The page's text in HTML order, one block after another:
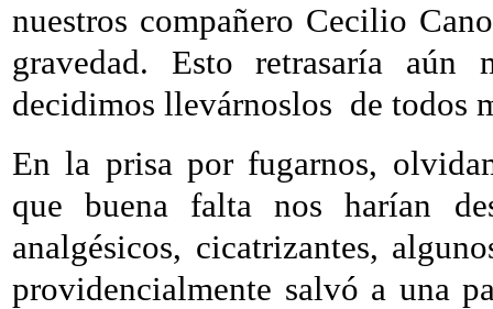
nuestros compañero Cecilio
gravedad. Esto retrasaría
decidimos llevárnoslos de todos
En la prisa por fugarnos,
que buena falta nos harían
analgésicos, cicatrizantes,
providencialmente salvó a una